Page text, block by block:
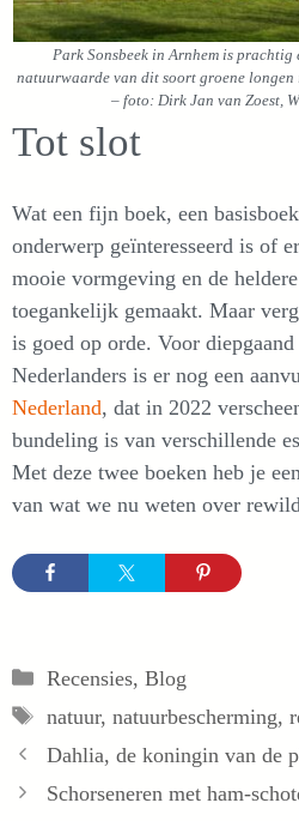
Park Sonsbeek in Arnhem is prachtig
natuurwaarde van dit soort groene
– foto: Dirk Jan van Zoest,
Tot slot
Wat een fijn boek, een
onderwerp geïnteresseerd is of
mooie vormgeving en de
toegankelijk gemaakt. Maar
is goed op orde. Voor diepgaand
Nederlanders is er nog een
Nederland, dat in 2022
bundeling is van verschillende
Met deze twee boeken heb je
van wat we nu weten over
Categorieën
Recensies, Blog
Tags
natuur, natuurbescherming,
Dahlia, de koningin van de
Schorseneren met ham-